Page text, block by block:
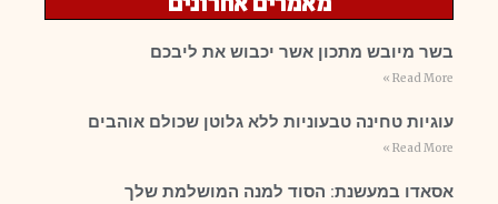
בשר מיובש מתכון אשר יכבוש את ליבכם
Read More »
עוגיות טחינה טבעוניות ללא גלוטן שכולם אוהבים
Read More »
אסאדו במעשנת: הסוד למנה המושלמת שלך